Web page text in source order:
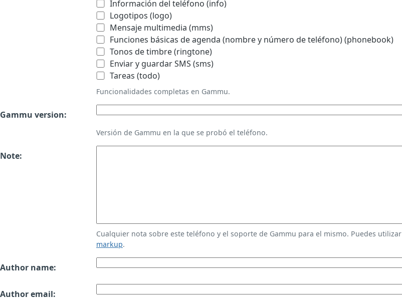
Información del teléfono (info)
Logotipos (logo)
Mensaje multimedia (mms)
Funciones básicas de agenda (nombre y número de teléfono) (phonebook)
Tonos de timbre (ringtone)
Enviar y guardar SMS (sms)
Tareas (todo)
Funcionalidades completas en Gammu.
Gammu version:
Versión de Gammu en la que se probó el teléfono.
Note:
Cualquier nota sobre este teléfono y el soporte de Gammu para el mismo. Puedes utilizar
markup.
Author name:
Author email: